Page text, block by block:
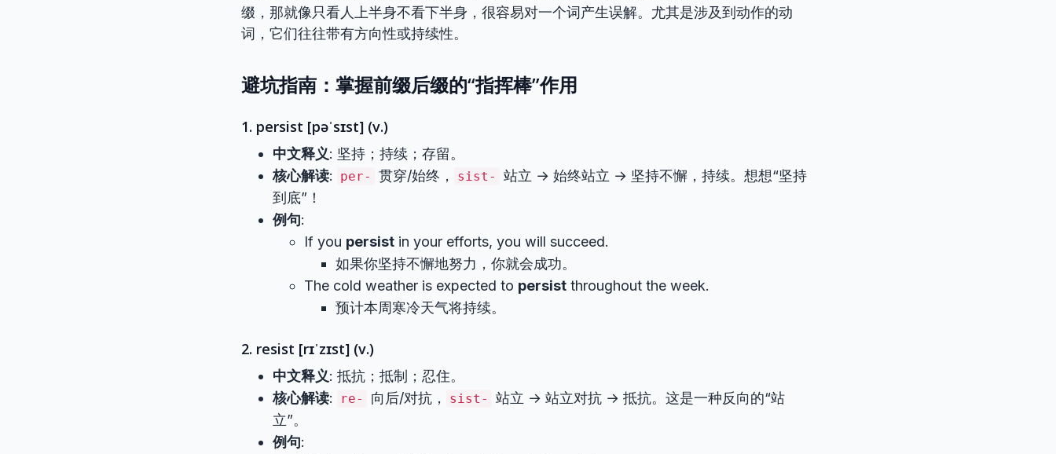
缀，那就像只看人上半身不看下半身，很容易对一个词产生误解。尤其是涉及到动作的动
词，它们往往带有方向性或持续性。
避坑指南：掌握前缀后缀的“指挥棒”作用
1. persist [pəˈsɪst] (v.)
中文释义: 坚持；持续；存留。
核心解读: per- 贯穿/始终， sist-
站立 → 始终站立 → 坚持不懈，持续。想想“坚持
到底”！
例句:
If you persist in your efforts, you will succeed.
如果你坚持不懈地努力，你就会成功。
The cold weather is expected to persist throughout the week.
预计本周寒冷天气将持续。
2. resist [rɪˈzɪst] (v.)
中文释义: 抵抗；抵制；忍住。
核心解读: re- 向后/对抗， sist-
站立 → 站立对抗 → 抵抗。这是一种反向的“站
立”。
例句: